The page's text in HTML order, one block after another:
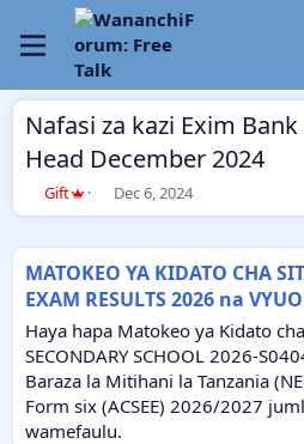
Nafasi za kazi Exim
Head December 2024
T
h
a
d
t
a
r
t
e
Gift
S
t
t
d
a
t
e
Dec 6, 2024
MATOKEO YA KIDATO CHA
EXAM RESULTS 2026 na VYUO
Haya hapa Matokeo ya Kidato
SECONDARY SCHOOL 2026-
Baraza la Mitihani la Tanzania
Form six (ACSEE) 2026/2027
wamefaulu.